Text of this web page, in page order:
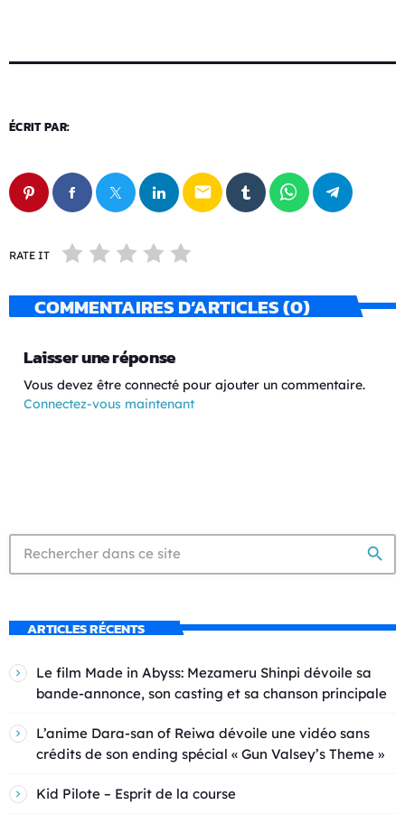
ÉCRIT PAR:
email
RATE IT
COMMENTAIRES D’ARTICLES (0)
Laisser une réponse
Vous devez être connecté pour ajouter un commentaire.
Connectez-vous maintenant
search
ARTICLES RÉCENTS
Le film Made in Abyss: Mezameru Shinpi dévoile sa
bande-annonce, son casting et sa chanson principale
L’anime Dara-san of Reiwa dévoile une vidéo sans
crédits de son ending spécial « Gun Valsey’s Theme »
Kid Pilote – Esprit de la course